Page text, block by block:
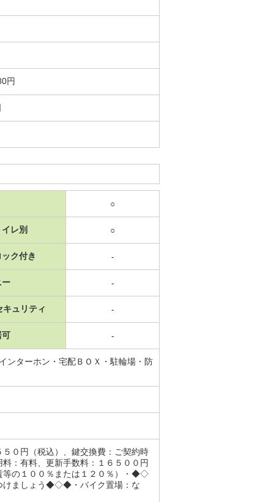
円
○
レ別 ○
ク付き -
ー -
キュリティ -
可 -
ンターホン・宅配ＢＯＸ・駐輪場・防
０円（税込）、鍵交換費：ご契約時
：有料、更新手数料：１６５００円
等の１００％または１２０％）・◆◇
けましょう◆◇◆・バイク置場：な